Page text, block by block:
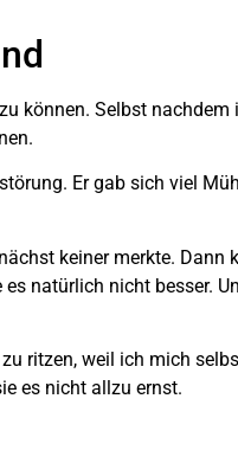
können. Selbst
Er gab sich viel
keiner merkte. Dann
natürlich nicht besser.
ritzen, weil ich mich
es nicht allzu ernst.